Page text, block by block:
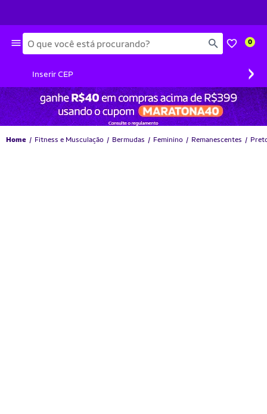
Busca 0
Inserir CEP ›
Home Fitness e Musculação Bermudas Feminino Remanescentes